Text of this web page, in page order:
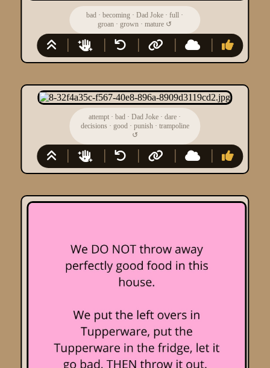
bad ·becoming ·Dad Joke ·full ·
groan ·grown ·mature ↺
attempt ·bad ·Dad Joke ·dare ·
decisions · good· punish· trampoline
↺